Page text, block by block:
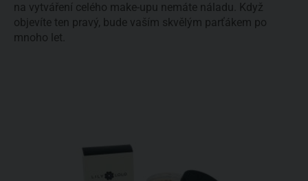
na vytváření celého make-upu nemáte náladu. Když
objevíte ten pravý, bude vaším skvělým parťákem po
mnoho let.